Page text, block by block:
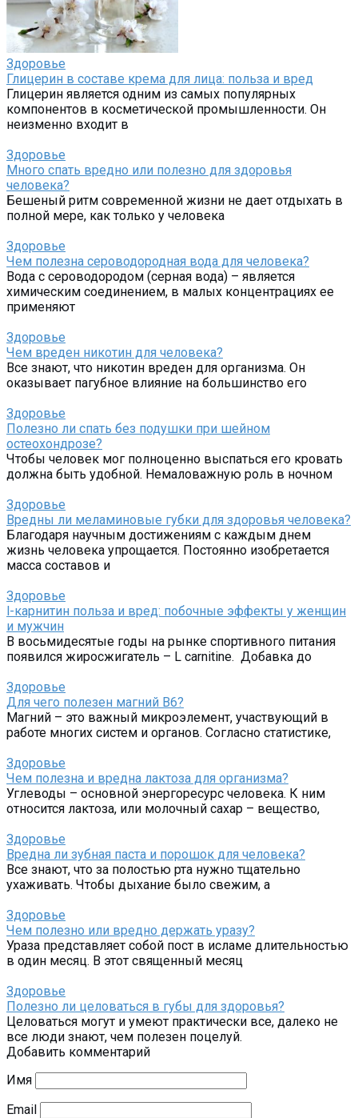
Здоровье
Глицерин в составе крема для лица: польза и вред
Глицерин является одним из самых популярных
компонентов в косметической промышленности. Он
неизменно входит в
Здоровье
Много спать вредно или полезно для здоровья
человека?
Бешеный ритм современной жизни не дает отдыхать в
полной мере, как только у человека
Здоровье
Чем полезна сероводородная вода для человека?
Вода с сероводородом (серная вода) – является
химическим соединением, в малых концентрациях ее
применяют
Здоровье
Чем вреден никотин для человека?
Все знают, что никотин вреден для организма. Он
оказывает пагубное влияние на большинство его
Здоровье
Полезно ли спать без подушки при шейном
остеохондрозе?
Чтобы человек мог полноценно выспаться его кровать
должна быть удобной. Немаловажную роль в ночном
Здоровье
Вредны ли меламиновые губки для здоровья человека?
Благодаря научным достижениям с каждым днем
жизнь человека упрощается. Постоянно изобретается
масса составов и
Здоровье
l-карнитин польза и вред: побочные эффекты у женщин
и мужчин
В восьмидесятые годы на рынке спортивного питания
появился жиросжигатель – L carnitine. Добавка до
Здоровье
Для чего полезен магний В6?
Магний – это важный микроэлемент, участвующий в
работе многих систем и органов. Согласно статистике,
Здоровье
Чем полезна и вредна лактоза для организма?
Углеводы – основной энергоресурс человека. К ним
относится лактоза, или молочный сахар – вещество,
Здоровье
Вредна ли зубная паста и порошок для человека?
Все знают, что за полостью рта нужно тщательно
ухаживать. Чтобы дыхание было свежим, а
Здоровье
Чем полезно или вредно держать уразу?
Ураза представляет собой пост в исламе длительностью
в один месяц. В этот священный месяц
Здоровье
Полезно ли целоваться в губы для здоровья?
Целоваться могут и умеют практически все, далеко не
все люди знают, чем полезен поцелуй.
Добавить комментарий
Имя
Email